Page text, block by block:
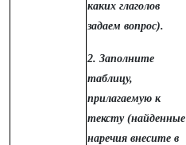
каких глаголов
задаем вопрос).
2. Заполните
таблицу,
прилагаемую к
тексту (найденные
наречия внесите в